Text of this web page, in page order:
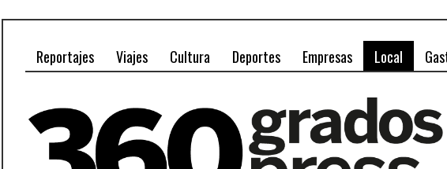
Reportajes Viajes Cultura Deportes Empresas Local